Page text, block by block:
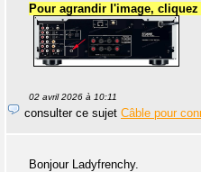
Pour agrandir l'image, cliquez
02 avril 2026 à 10:11
consulter ce sujet Câble pour
Bonjour Ladyfrenchy.